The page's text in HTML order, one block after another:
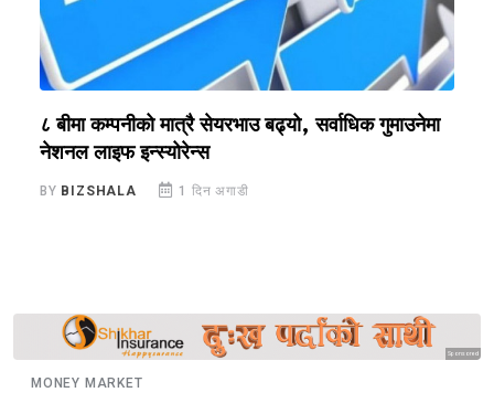
८ बीमा कम्पनीको मात्रै सेयरभाउ बढ्यो, सर्वाधिक गुमाउनेमा
नेशनल लाइफ इन्स्योरेन्स
BY BIZSHALA 1 दिन अगाडी
Sponsored
MONEY MARKET